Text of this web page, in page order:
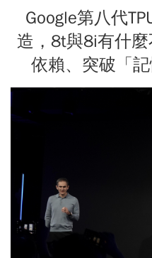
Google第八代
造，8t與8i有什麼
依賴、突破「